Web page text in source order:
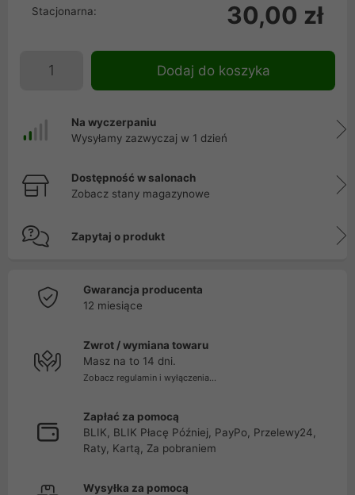
Stacjonarna: 30,00 zł
Dodaj do koszyka
Na wyczerpaniu
Wysyłamy zazwyczaj w 1 dzień
Dostępność w salonach
Zobacz stany magazynowe
Zapytaj o produkt
Gwarancja producenta
12 miesiące
Zwrot / wymiana towaru
Masz na to 14 dni.
Zobacz regulamin i wyłączenia...
Zapłać za pomocą
BLIK, BLIK Płacę Później, PayPo, Przelewy24,
Raty, Kartą, Za pobraniem
Wysyłka za pomocą